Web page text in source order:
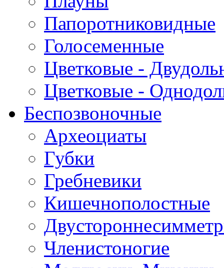
Папоротниковидные
Голосеменные
Цветковые -
Цветковые -
Беспозвоночные
Археоциаты
Губки
Гребневики
Кишечнополостные
Членистоногие